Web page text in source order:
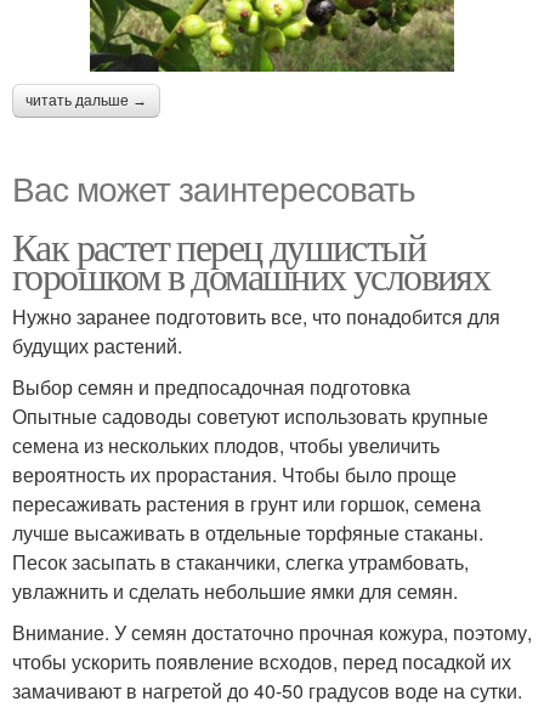
читать дальше →
Вас может заинтересовать
Как растет перец душистый
горошком в домашних условиях
Нужно заранее подготовить все, что понадобится для
будущих растений.
Выбор семян и предпосадочная подготовка
Опытные садоводы советуют использовать крупные
семена из нескольких плодов, чтобы увеличить
вероятность их прорастания. Чтобы было проще
пересаживать растения в грунт или горшок, семена
лучше высаживать в отдельные торфяные стаканы.
Песок засыпать в стаканчики, слегка утрамбовать,
увлажнить и сделать небольшие ямки для семян.
Внимание. У семян достаточно прочная кожура, поэтому,
чтобы ускорить появление всходов, перед посадкой их
замачивают в нагретой до 40-50 градусов воде на сутки.